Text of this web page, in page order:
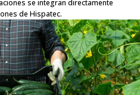
se integran directamente
de Hispatec.